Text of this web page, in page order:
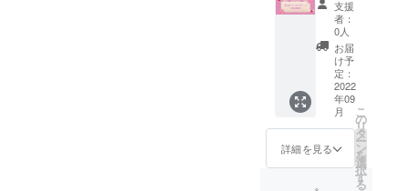
郵送ご
希望の
方は備
考欄に
郵送希
望とご
記入の
上お届
け先の
ご記載
限定集
合チェ
キ1枚提
供♡ ✱
郵送ご
希望の
方は備
考欄に
郵送希
望とご
供♡ ♡
推しの
限定ブ
ロマイ
ド1枚提
供♡ ♡
推しの
限定私
服ブロ
マイド1
枚提供
コー
ス】 ♡
ご帰宅
時に500
OFF♡
♡キャ
ンプ
ファイ
ヤー限
定お絵
支援
者：
0人
お届
け予
定：
2022
年09
月
詳細を見る
こ
の
リ
タ
ー
ン
を
選
択
す
る